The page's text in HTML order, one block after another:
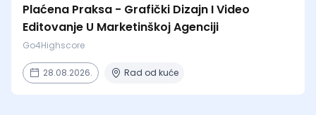
Plaćena Praksa - Grafički Dizajn I Video
Editovanje U Marketinškoj Agenciji
Go4Highscore
28.08.2026. Rad od kuće